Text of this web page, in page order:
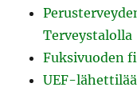
Terveystalolla
Fuksivuoden
UEF-